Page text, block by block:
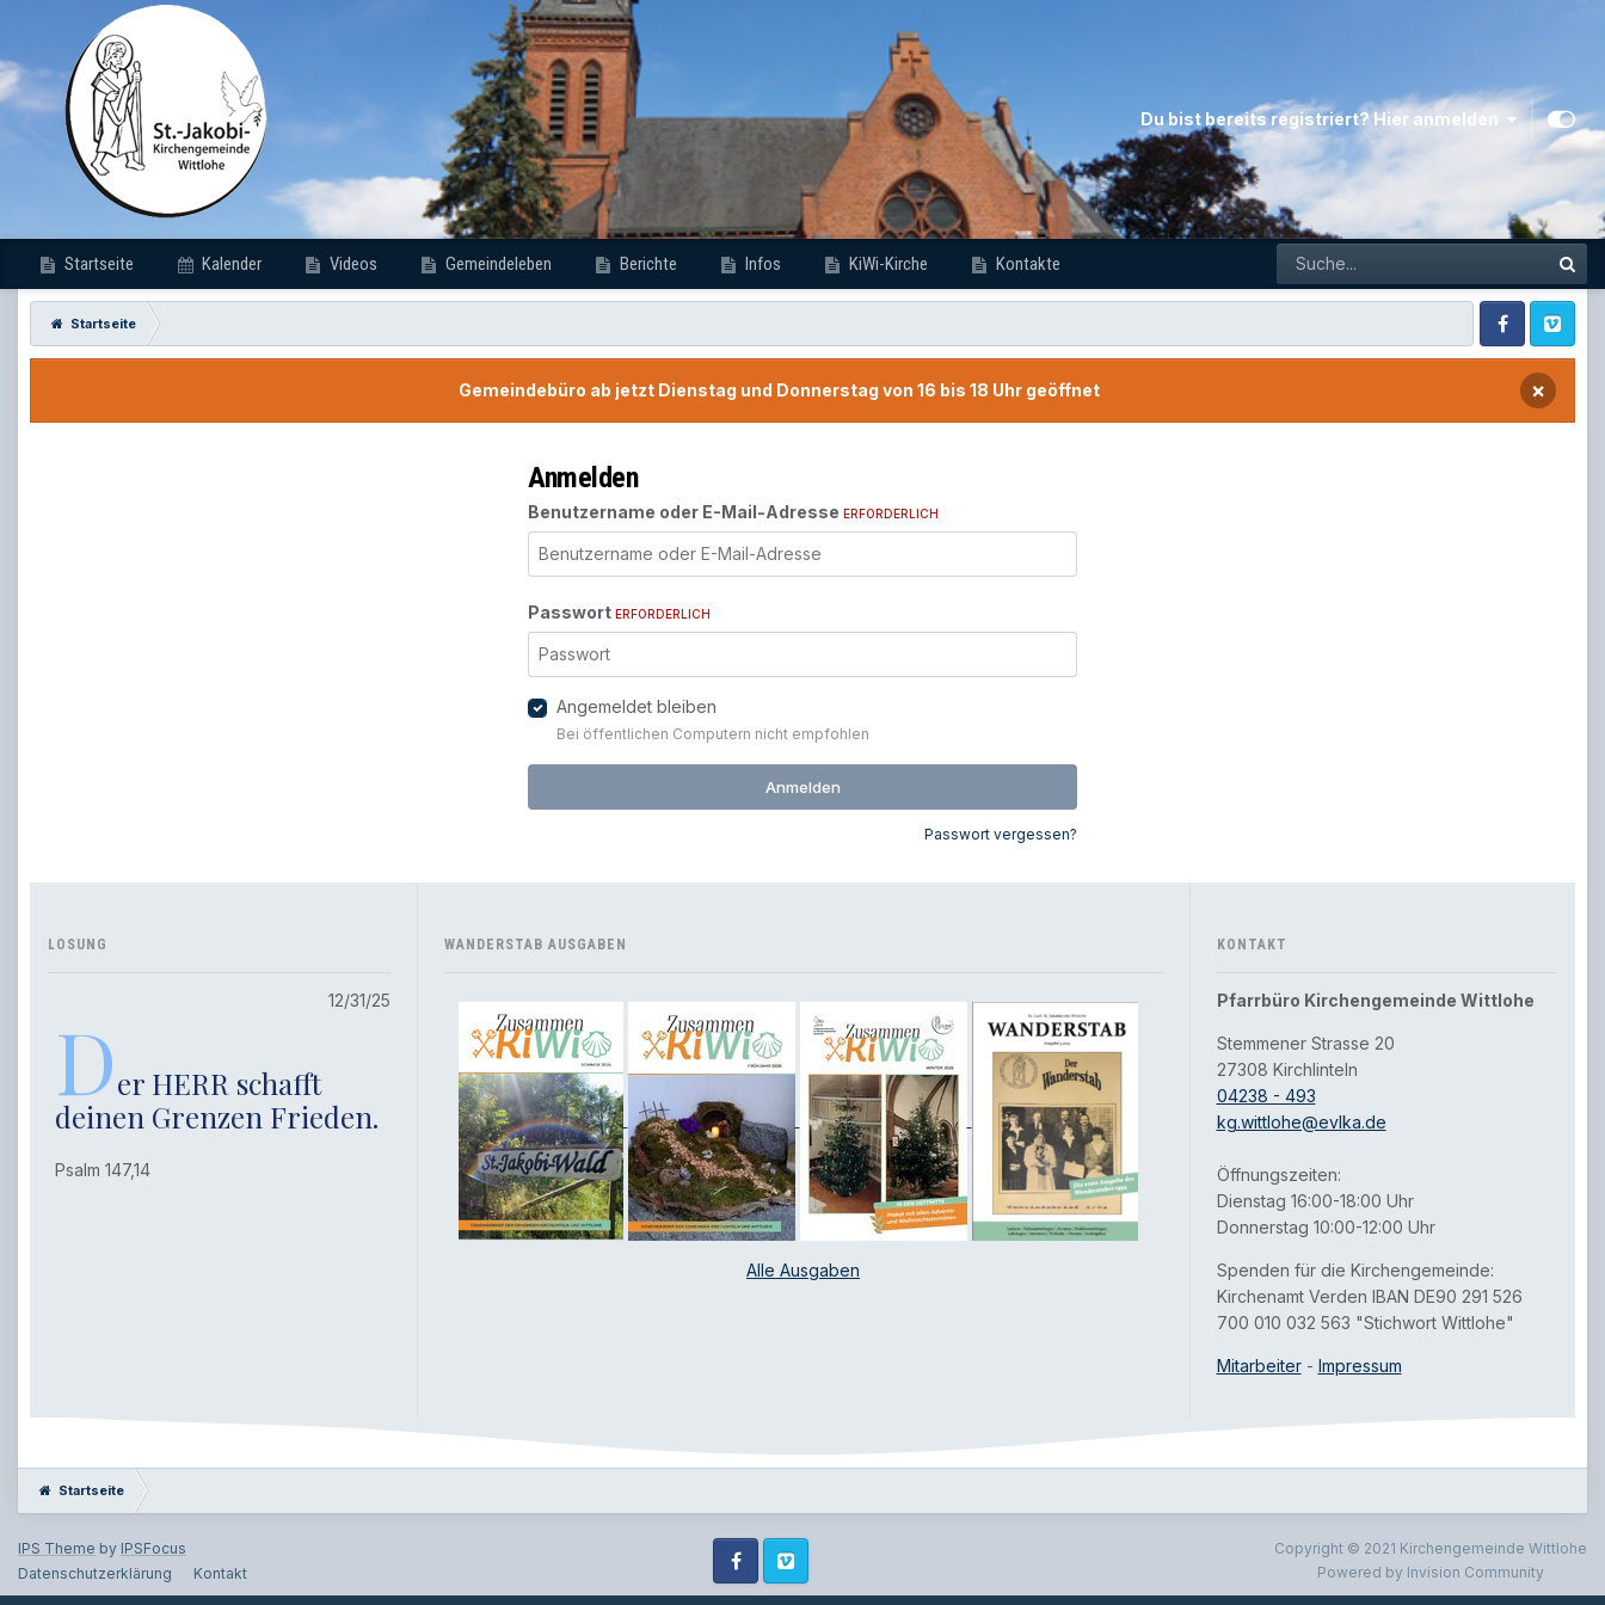
Du bist bereits registriert? Hier anmelden
Startseite Kalender Videos Gemeindeleben Berichte Infos KiWi-Kirche Kontakte
Startseite
FacebookVimeo
Gemeindebüro ab jetzt Dienstag und Donnerstag von 16 bis 18 Uhr geöffnet ×
Anmelden
Benutzername oder E-Mail-Adresse ERFORDERLICH
Passwort ERFORDERLICH
Angemeldet bleiben
Bei öffentlichen Computern nicht empfohlen
Anmelden
Passwort vergessen?
LOSUNG
12/31/25
Der HERR schafft
deinen Grenzen Frieden.
Psalm 147,14
WANDERSTAB AUSGABEN
Alle Ausgaben
KONTAKT
Pfarrbüro Kirchengemeinde Wittlohe
Stemmener Strasse 20
27308 Kirchlinteln
04238 - 493
kg.wittlohe@evlka.de
Öffnungszeiten:
Dienstag 16:00-18:00 Uhr
Donnerstag 10:00-12:00 Uhr
Spenden für die Kirchengemeinde:
Kirchenamt Verden IBAN DE90 291 526
700 010 032 563 "Stichwort Wittlohe"
Mitarbeiter- Impressum
Startseite
IPS Theme by IPSFocus
Datenschutzerklärung
Kontakt
FacebookVimeo
Copyright © 2021 Kirchengemeinde Wittlohe
Powered by Invision Community